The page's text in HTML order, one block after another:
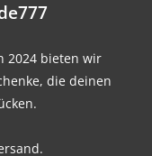
2024 bieten wir
die deinen